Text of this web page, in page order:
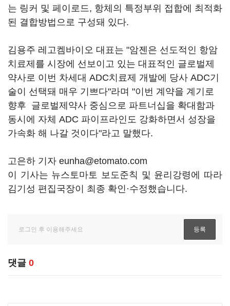
는 링커 및 페이로드, 항체의 특정부위 접합에 최적화
된 결합방법으로 구성돼 있다.
김용주 레고켐바이오 대표는 "암젠은 선도적인 항암
치료제를 시장에 선보이고 있는 대표적인 글로벌제
약사로 이번 차세대 ADC치료제 개발에 당사 ADC기
술이 선택돼 매우 기쁘다"라며 "이번 계약을 계기로
향후 글로벌제약사 중심으로 파트너십을 확대함과
동시에 자체 ADC 파이프라인도 강화하면서 성장을
가속화 해 나갈 것이다"라고 말했다.
고은하 기자 eunha@etomato.com
이 기사는 뉴스토마토 보도준칙 및 윤리강령에 따라
김기성 편집국장이 최종 확인·수정했습니다.
댓글 0